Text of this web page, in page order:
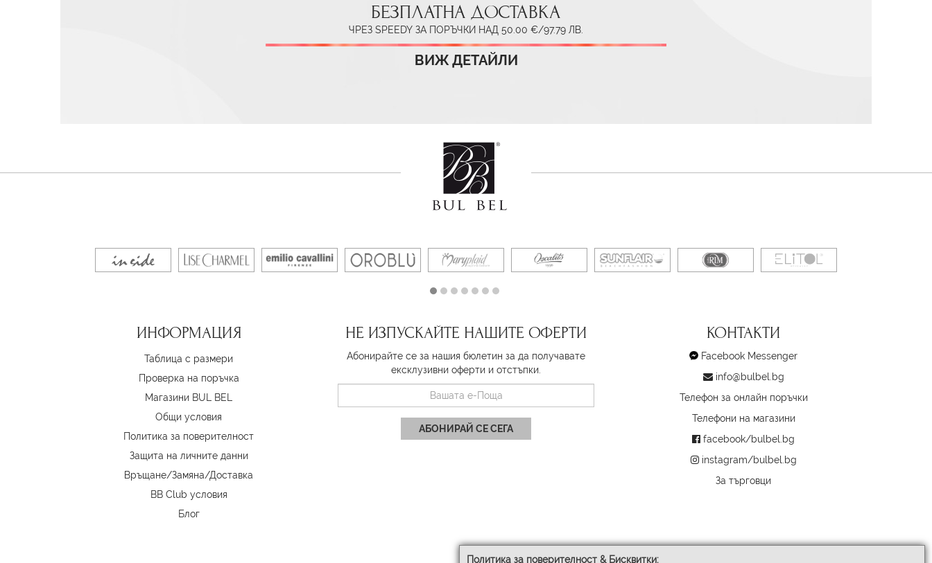
Политика за поверителност & Бисквитки:
БЕЗПЛАТНА ДОСТАВКА
ЧРЕЗ SPEEDY ЗА ПОРЪЧКИ НАД 50.00 €/97.79 ЛВ.
ВИЖ ДЕТАЙЛИ
ИНФОРМАЦИЯ
Таблица с размери
Проверка на поръчка
Магазини BUL BEL
Oбщи условия
Политика за поверителност
Защита на личните данни
Връщане/Замяна/Доставка
BB Club условия
Блог
НЕ ИЗПУСКАЙТЕ НАШИТЕ ОФЕРТИ
Абонирайте се за нашия бюлетин за да получавате
ексклузивни оферти и отстъпки.
АБОНИРАЙ СЕ СЕГА
КОНТАКТИ
Facebook Messenger
info@bulbel.bg
Телефон за онлайн поръчки
Телефони на магазини
facebook/bulbel.bg
instagram/bulbel.bg
За търговци